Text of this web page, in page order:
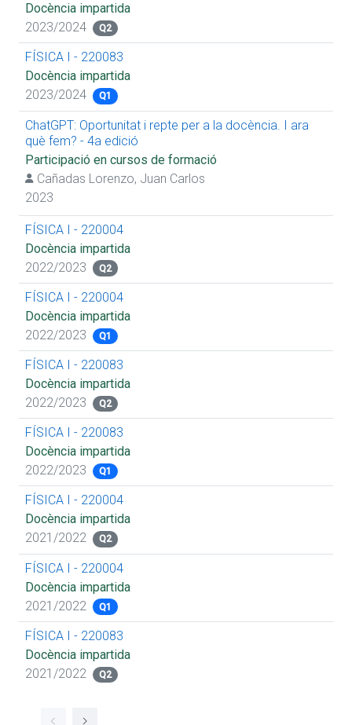
Docència impartida
2023/2024
Q2
FÍSICA I - 220083
Docència impartida
2023/2024
Q1
ChatGPT: Oportunitat i repte per a la docència. I ara
què fem? - 4a edició
Participació en cursos de formació
Cañadas Lorenzo, Juan Carlos
2023
FÍSICA I - 220004
Docència impartida
2022/2023
Q2
FÍSICA I - 220004
Docència impartida
2022/2023
Q1
FÍSICA I - 220083
Docència impartida
2022/2023
Q2
FÍSICA I - 220083
Docència impartida
2022/2023
Q1
FÍSICA I - 220004
Docència impartida
2021/2022
Q2
FÍSICA I - 220004
Docència impartida
2021/2022
Q1
FÍSICA I - 220083
Docència impartida
2021/2022
Q2